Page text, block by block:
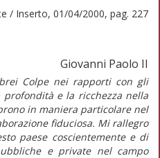
/ Inserto, 01/04/2000, pag. 227
Giovanni Paolo II
Colpe nei rapporti con gli
e la ricchezza nella
in maniera particolare nel
fiduciosa. Mi rallegro
paese coscientemente e di
e private nel campo